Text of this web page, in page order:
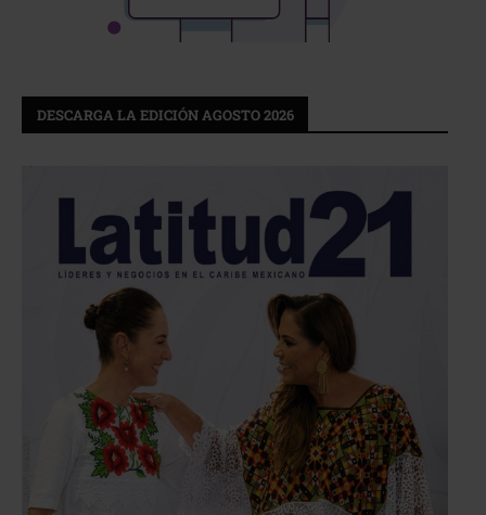
DESCARGA LA EDICIÓN AGOSTO 2026